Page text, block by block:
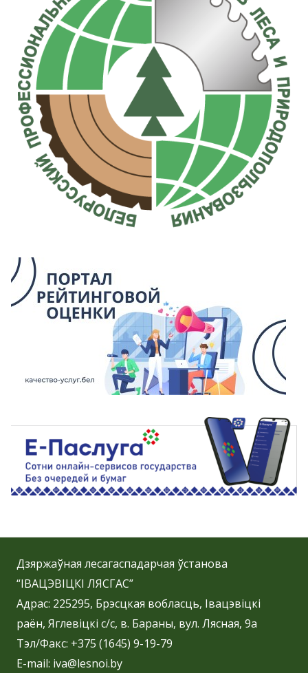
Дзяржаўная лесагаспадарчая ўстанова
“ІВАЦЭВІЦКІ ЛЯСГАС”
Адрас: 225295, Брэсцкая вобласць, Івацэвіцкі
раён, Яглевіцкі с/с, в. Бараны, вул. Лясная, 9а
Тэл/Факс: +375 (1645) 9-19-79
E-mail: iva@lesnoi.by